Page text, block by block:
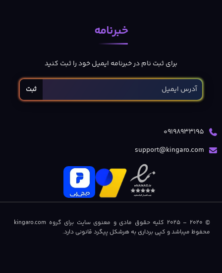
خبرنامه
برای ثبت نام در خبرنامه ایمیل خود را ثبت کنید
ثبت
09198933195
support@kingaro.com
© 2020 – 2025 کلیه حقوق مادی و معنوی سایت برای گروه kingaro.com
محفوظ میباشد و کپی برداری به هرشکل پیگرد قانونی دارد.